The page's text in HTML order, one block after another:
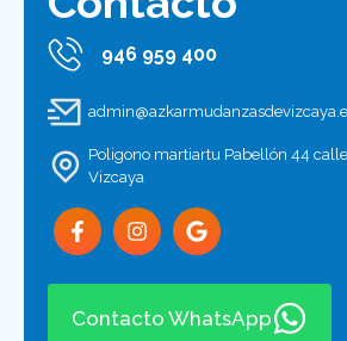
946 959 400
Poligono martiartu Pabellón 44
Vizcaya
Contacto WhatsApp